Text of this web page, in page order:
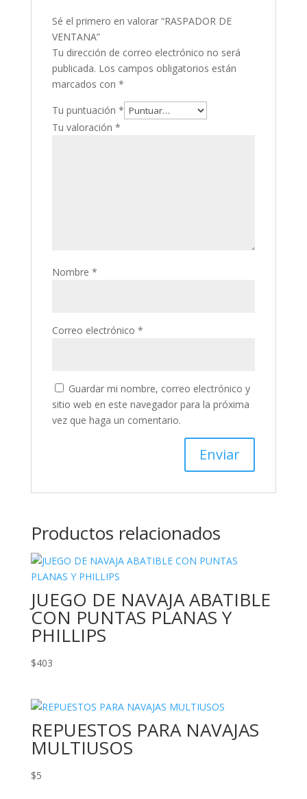
Sé el primero en valorar “RASPADOR DE
VENTANA”
Tu dirección de correo electrónico no será
publicada. Los campos obligatorios están
marcados con *
Tu puntuación *
Tu valoración *
Nombre *
Correo electrónico *
Guardar mi nombre, correo electrónico y
sitio web en este navegador para la próxima
vez que haga un comentario.
Productos relacionados
JUEGO DE NAVAJA ABATIBLE
CON PUNTAS PLANAS Y
PHILLIPS
$403
REPUESTOS PARA NAVAJAS
MULTIUSOS
$5